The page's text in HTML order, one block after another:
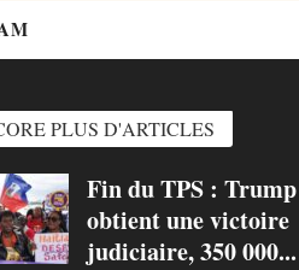
PLUS D'ARTICLES
Fin du TPS : Trump
obtient une victoire
judiciaire, 350 000...